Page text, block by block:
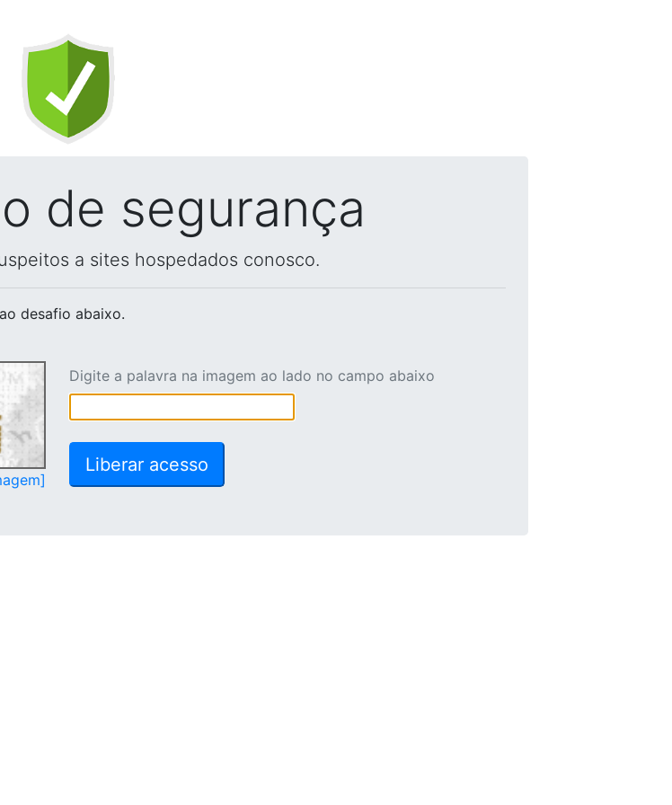
de segurança
a sites hospedados conosco.
desafio abaixo.
Digite a palavra na imagem ao lado no campo abaixo